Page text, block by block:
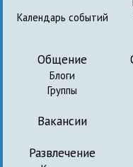
Календарь событий
Общение
Блоги
Группы
Вакансии
Развлечение